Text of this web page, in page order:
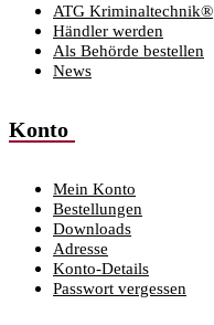
ATG Kriminaltechnik®
Händler werden
Als Behörde bestellen
News
Konto
Mein Konto
Bestellungen
Downloads
Adresse
Konto-Details
Passwort vergessen